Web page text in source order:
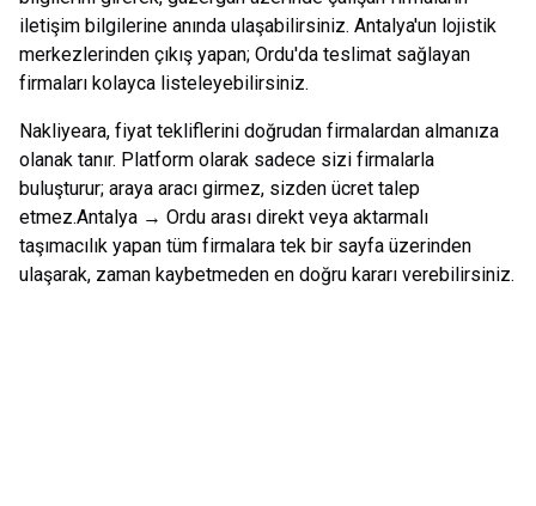
iletişim bilgilerine anında ulaşabilirsiniz. Antalya'un lojistik
merkezlerinden çıkış yapan; Ordu'da teslimat sağlayan
firmaları kolayca listeleyebilirsiniz.
Nakliyeara, fiyat tekliflerini doğrudan firmalardan almanıza
olanak tanır. Platform olarak sadece sizi firmalarla
buluşturur; araya aracı girmez, sizden ücret talep
etmez.Antalya → Ordu arası direkt veya aktarmalı
taşımacılık yapan tüm firmalara tek bir sayfa üzerinden
ulaşarak, zaman kaybetmeden en doğru kararı verebilirsiniz.